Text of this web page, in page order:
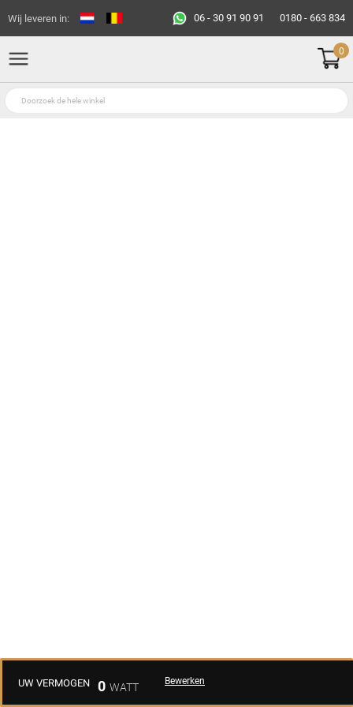
Wij leveren in: 06 - 30 91 90 91 0180 - 663 834
0
UW VERMOGEN 0 Bewerken